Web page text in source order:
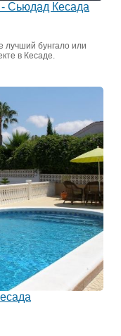
Сьюдад Кесада
лучший бунгало или
в Кесаде.